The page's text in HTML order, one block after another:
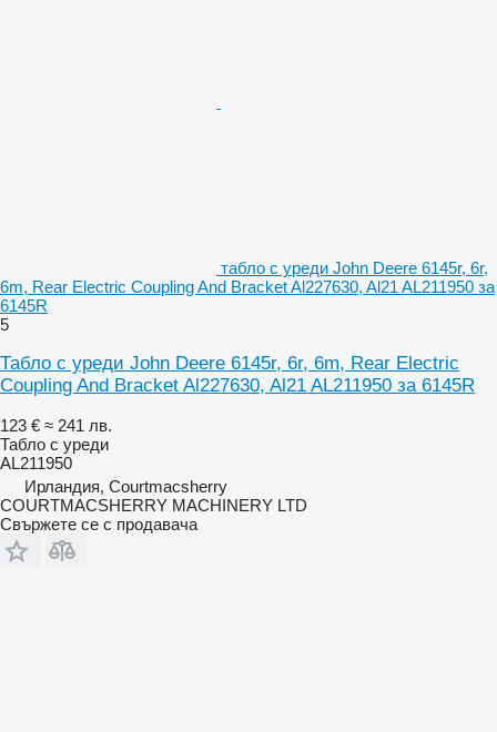
табло с уреди John Deere 6145r, 6r,
6m, Rear Electric Coupling And Bracket Al227630, Al21 AL211950 за
6145R
5
Табло с уреди John Deere 6145r, 6r, 6m, Rear Electric
Coupling And Bracket Al227630, Al21 AL211950 за 6145R
123 € ≈ 241 лв.
Табло с уреди
AL211950
Ирландия, Courtmacsherry
COURTMACSHERRY MACHINERY LTD
Свържете се с продавача